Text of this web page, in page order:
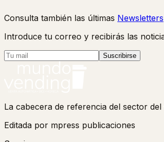
Consulta también las últimas Newsletters
Introduce tu correo y recibirás las
Suscribirse
La cabecera de referencia del sector
Editada por mpress publicaciones